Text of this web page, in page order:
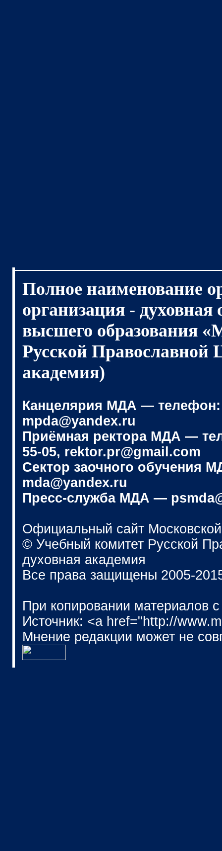
Полное наименование
организация - духовная
высшего образования
Русской Православной
академия)
Канцелярия МДА — телефон:
mpda@yandex.ru
Приёмная ректора МДА —
55-05, rektor.pr@gmail.com
Сектор заочного обучения
mda@yandex.ru
Пресс-служба МДА —
Официальный сайт
© Учебный комитет Русской
духовная академия
Все права защищены 2005-
При копировании материалов
Источник: <a href="http://
Мнение редакции может не